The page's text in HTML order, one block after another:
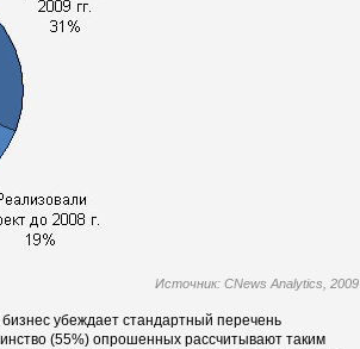
Источник: CNews Analytics, 2009
убеждает стандартный перечень
(55%) опрошенных рассчитывают таким